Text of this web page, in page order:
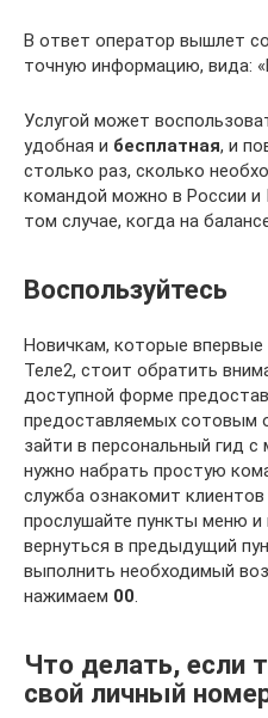
В ответ оператор вышлет
точную информацию, вида:
Услугой может
удобная и бесплатная, и
столько раз, сколько
командой можно в России и
том случае, когда на
Воспользуйтесь
Новичкам, которые
Теле2, стоит обратить
доступной форме
предоставляемых сотовым
зайти в персональный гид с
нужно набрать простую
служба ознакомит
прослушайте пункты меню
вернуться в предыдущий
выполнить необходимый
нажимаем 00.
Что делать, если
свой личный